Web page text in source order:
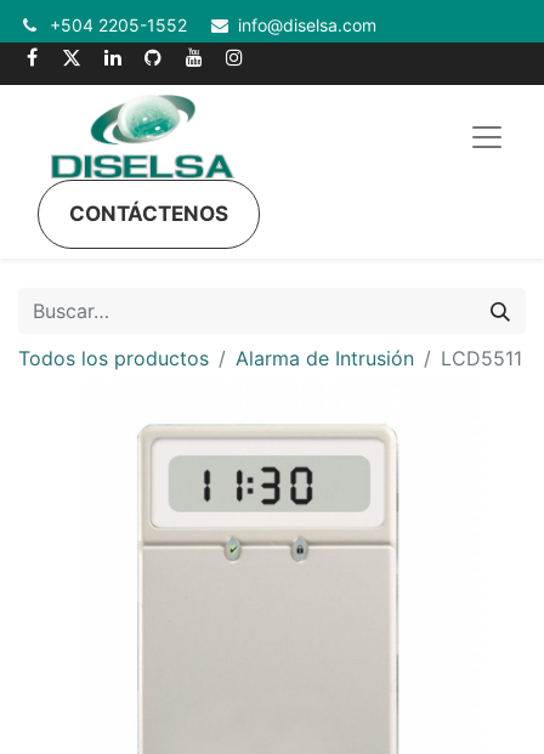
+504 2205-1552 info@diselsa.com
CONTÁCTENOS
Todos los productos Alarma de Intrusión LCD5511